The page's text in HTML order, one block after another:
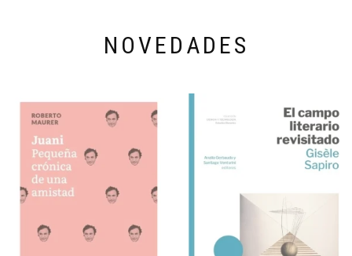
NOVEDADES